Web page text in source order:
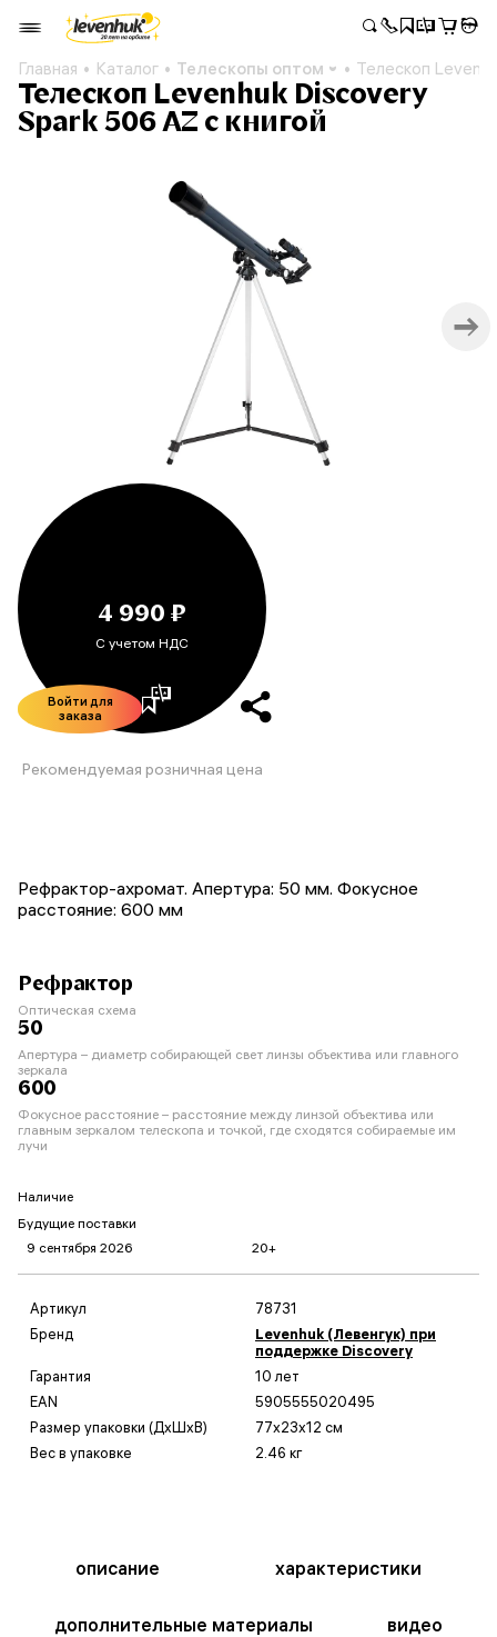
Главная Каталог Телескопы оптом Телескоп
Телескоп Levenhuk Discovery
Spark 506 AZ с книгой
4 990 ₽
С учетом НДС
Войти для
заказа
Рекомендуемая розничная цена
Рефрактор-ахромат. Апертура: 50 мм. Фокусное
расстояние: 600 мм
Рефрактор
Оптическая схема
50
Апертура – диаметр собирающей свет линзы объектива или главного
зеркала
600
Фокусное расстояние – расстояние между линзой объектива или
главным зеркалом телескопа и точкой, где сходятся собираемые им
лучи
Наличие
Будущие поставки
9 сентября 2026
20+
Артикул
78731
Бренд
Levenhuk (Левенгук) при
поддержке Discovery
Гарантия
10 лет
EAN
5905555020495
Размер упаковки (ДxШxВ)
77x23x12 см
Вес в упаковке
2.46 кг
описание характеристики
дополнительные материалы видео